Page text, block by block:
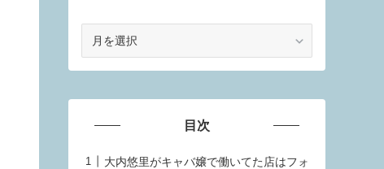
ブ
目次
大内悠里がキャバ嬢で働いてた店はフォ